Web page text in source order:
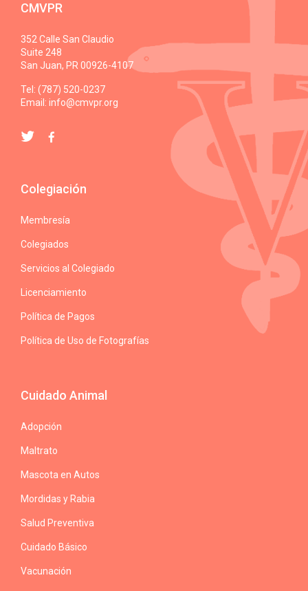
CMVPR
352 Calle San Claudio
Suite 248
San Juan, PR 00926-4107
Tel: (787) 520-0237
Email: info@cmvpr.org
Colegiación
Membresía
Colegiados
Servicios al Colegiado
Licenciamiento
Política de Pagos
Política de Uso de Fotografías
Cuidado Animal
Adopción
Maltrato
Mascota en Autos
Mordidas y Rabia
Salud Preventiva
Cuidado Básico
Vacunación